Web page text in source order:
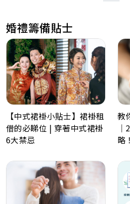
婚禮籌備貼士
【中式裙褂小貼士】裙褂租
借的必睇位 | 穿著中式裙褂
6大禁忌
教
略